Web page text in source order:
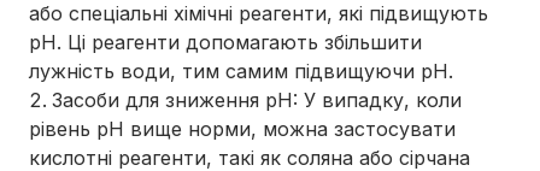
або спеціальні хімічні реагенти, які підвищують
pH. Ці реагенти допомагають збільшити
лужність води, тим самим підвищуючи pH.
Засоби для зниження pH: У випадку, коли
рівень pH вище норми, можна застосувати
кислотні реагенти, такі як соляна або сірчана